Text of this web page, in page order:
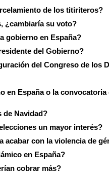
de los titiriteros?
¿cambiaría su voto?
gobierno en España?
del Gobierno?
del Congreso de los
en España o la convocatoria
de Navidad?
un mayor interés?
acabar con la violencia de
en España?
cobrar más?